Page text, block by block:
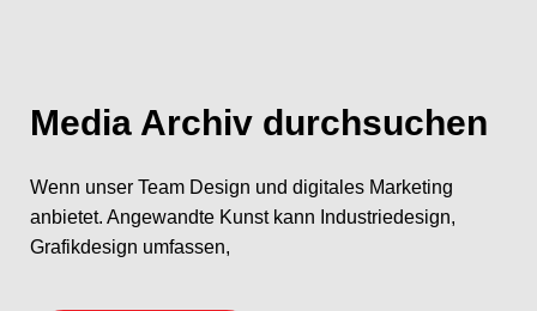
Media Archiv durchsuchen
Wenn unser Team Design und digitales Marketing
anbietet. Angewandte Kunst kann Industriedesign,
Grafikdesign umfassen,